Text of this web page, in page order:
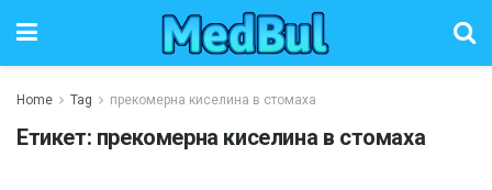
Home Tag прекомерна киселина в стомаха
Етикет: прекомерна киселина в стомаха